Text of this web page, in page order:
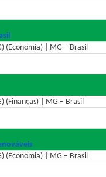
(Economia) | MG – Brasil
(Finanças) | MG – Brasil
(Economia) | MG – Brasil